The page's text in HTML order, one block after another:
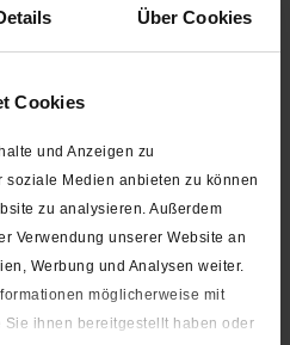
Über Cookies
Cookies
und Anzeigen zu
Medien anbieten zu können
zu analysieren. Außerdem
Verwendung unserer Website an
Werbung und Analysen weiter.
möglicherweise mit
ihnen bereitgestellt haben oder
00070
cm Material: 100% Polyester